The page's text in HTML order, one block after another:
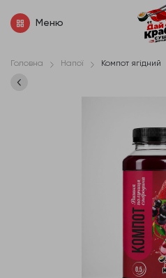
Меню
Головна Напої Компот ягідний